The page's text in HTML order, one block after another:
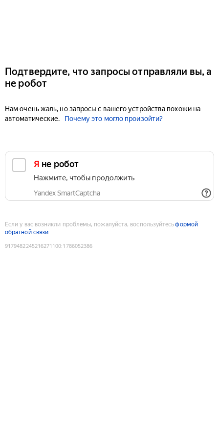
Подтвердите, что запросы отправляли вы, а
не робот
Нам очень жаль, но запросы с вашего устройства похожи на
автоматические.
Почему это могло произойти?
Я не робот
Нажмите, чтобы продолжить
Yandex SmartCaptcha
Если у вас возникли проблемы, пожалуйста, воспользуйтесьформой
обратной связи
9179482245216271100:1786052386